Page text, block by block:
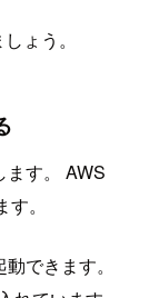
ょう。
す。 AWS
。
できます。